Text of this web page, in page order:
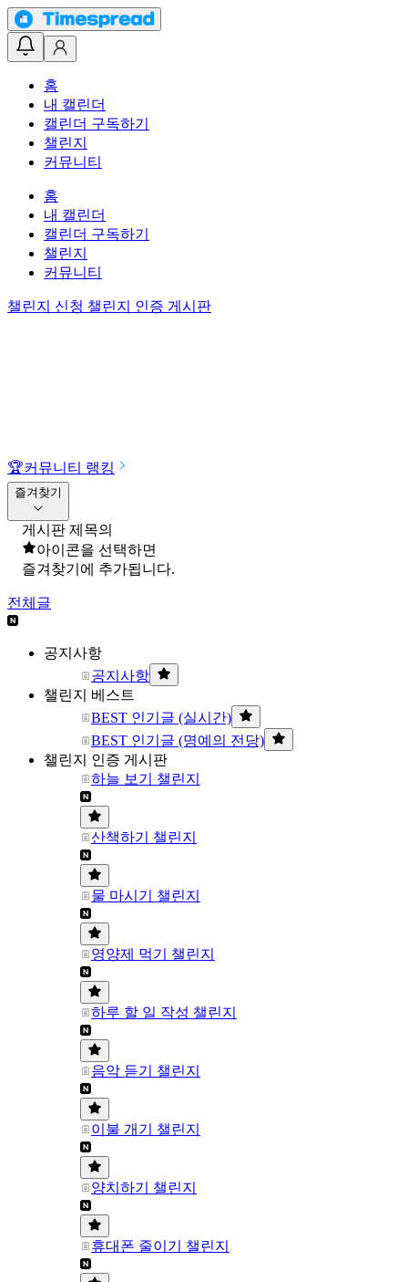
홈
내 캘린더
캘린더 구독하기
챌린지
커뮤니티
홈
내 캘린더
캘린더 구독하기
챌린지
커뮤니티
챌린지 신청 챌린지 인증 게시판
🏆커뮤니티 랭킹
즐겨찾기
게시판 제목의
아이콘을 선택하면
즐겨찾기에 추가됩니다.
전체글
공지사항
공지사항
챌린지 베스트
BEST 인기글 (실시간)
BEST 인기글 (명예의 전당)
챌린지 인증 게시판
하늘 보기 챌린지
산책하기 챌린지
물 마시기 챌린지
영양제 먹기 챌린지
하루 할 일 작성 챌린지
음악 듣기 챌린지
이불 개기 챌린지
양치하기 챌린지
휴대폰 줄이기 챌린지